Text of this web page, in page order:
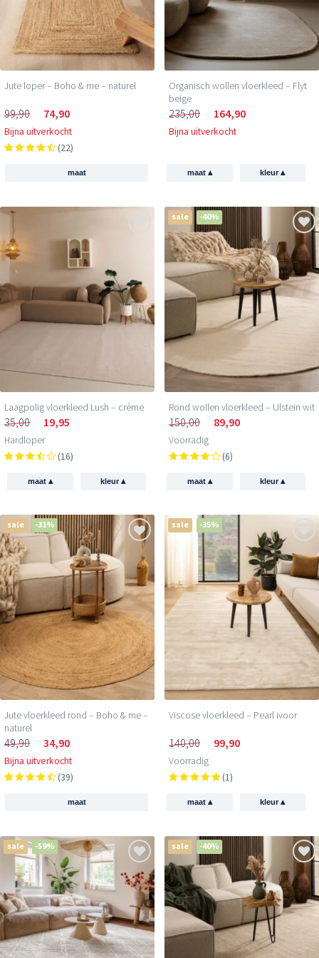
Jute loper – Boho & me – naturel
99,90 74,90
Bijna uitverkocht
(22)
maat
Organisch wollen vloerkleed – Flyt
beige
235,00 164,90
Bijna uitverkocht
maat ▴ kleur▴
Laagpolig vloerkleed Lush – crème
35,00 19,95
Hardloper
(16)
maat ▴ kleur▴
sale -40%
Rond wollen vloerkleed – Ulstein wit
150,00 89,90
Voorradig
(6)
maat ▴ kleur▴
sale -31%
Jute vloerkleed rond – Boho & me –
naturel
49,90 34,90
Bijna uitverkocht
(39)
maat
sale -35%
Viscose vloerkleed – Pearl ivoor
140,00 99,90
Voorradig
(1)
maat ▴ kleur▴
sale -59% sale -40%